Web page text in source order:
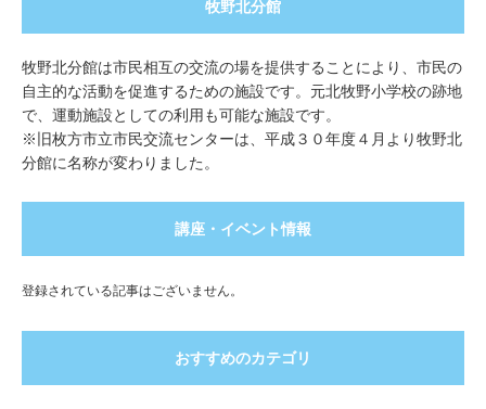
牧野北分館
牧野北分館は市民相互の交流の場を提供することにより、市民の
自主的な活動を促進するための施設です。元北牧野小学校の跡地
で、運動施設としての利用も可能な施設です。
※旧枚方市立市民交流センターは、平成３０年度４月より牧野北
分館に名称が変わりました。
講座・イベント情報
登録されている記事はございません。
おすすめのカテゴリ